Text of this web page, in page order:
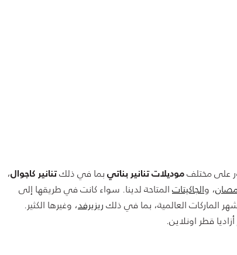
to
على مختلف موديلات تنانير بناتي بما في ذلكتنانير كاجوال،
، والجاكيتات المتاحة لدينا. سواء كانت في طريقها إلى
الماركات العالمية، بما في ذلك ريزيرفد، وغيرها الكثير.
قطر اونلاين.